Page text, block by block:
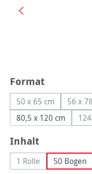
Formatauswählen
50 x 65 cm(Diese Option ist
56 x
80,5 x 120 cm
Inhaltauswählen
1 Rolle(Diese Option ist
50 Bogen